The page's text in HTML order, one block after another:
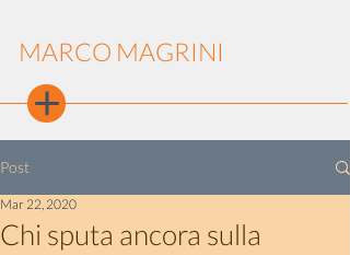
MARCO MAGRINI
Post
Chi sputa ancora sulla
Mar 22, 2020